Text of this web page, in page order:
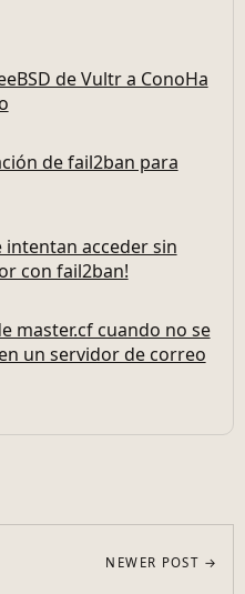
de Vultr a ConoHa
de fail2ban para
intentan acceder sin
con fail2ban!
master.cf cuando no se
un servidor de correo
NEWER POST →